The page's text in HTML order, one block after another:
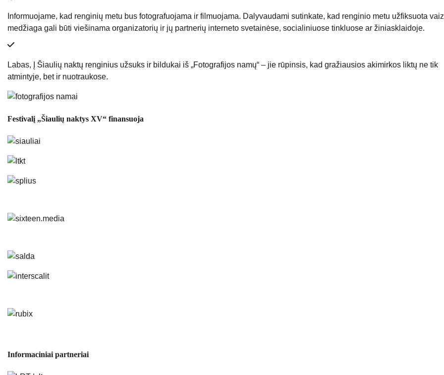
Informuojame, kad renginių metu bus fotografuojama ir filmuojama. Dalyvaudami sutinkate, kad renginio metu užfiksuota
medžiaga gali būti viešinama organizatorių ir jų partnerių interneto svetainėse, socialiniuose tinkluose ar žiniasklaidoje.
Labas, Į Šiaulių naktų renginius užsuks ir bildukai iš „Fotografijos namų“ – jie rūpinsis, kad gražiausios akimirkos liktų ne tik
atmintyje, bet ir nuotraukose.
Festivalį „Šiaulių naktys XV“ finansuoja
Informaciniai partneriai